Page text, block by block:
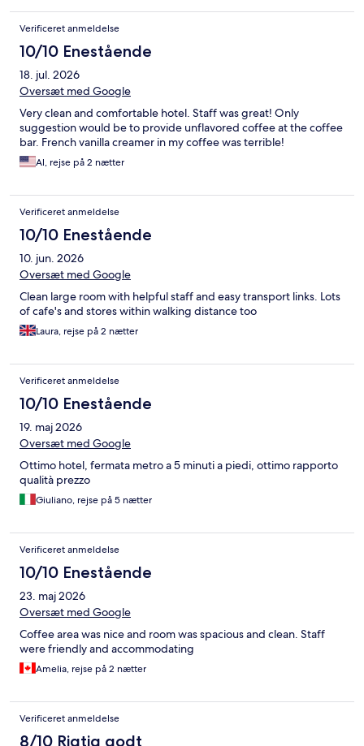
Verificeret anmeldelse
10/10 Enestående
18. jul. 2026
Oversæt med Google
Very clean and comfortable hotel. Staff was great! Only
suggestion would be to provide unflavored coffee at the coffee
bar. French vanilla creamer in my coffee was terrible!
Al, rejse på 2 nætter
Verificeret anmeldelse
10/10 Enestående
10. jun. 2026
Oversæt med Google
Clean large room with helpful staff and easy transport links. Lots
of cafe's and stores within walking distance too
Laura, rejse på 2 nætter
Verificeret anmeldelse
10/10 Enestående
19. maj 2026
Oversæt med Google
Ottimo hotel, fermata metro a 5 minuti a piedi, ottimo rapporto
qualità prezzo
Giuliano, rejse på 5 nætter
Verificeret anmeldelse
10/10 Enestående
23. maj 2026
Oversæt med Google
Coffee area was nice and room was spacious and clean. Staff
were friendly and accommodating
Amelia, rejse på 2 nætter
Verificeret anmeldelse
8/10 Rigtig godt